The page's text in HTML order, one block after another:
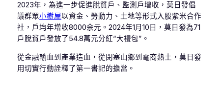
2023年，為進一步促進脫貧戶、監測戶增收，莫日發倡
議群眾小樹屋以資金、勞動力、土地等形式入股紫米合作
社，戶均年增收8000余元。2024年1月10日，莫日發為71
戶脫貧戶發放了54.8萬元分紅“大禮包”。
從金融輸血到產業造血，從閉塞山鄉到電商熱土，莫日發
用切實行動詮釋了第一書記的擔當。